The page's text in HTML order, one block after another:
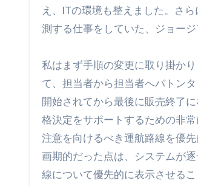
え、ITの環境も整えました。さ
測する仕事をしていた、ジョー
私はまず手順の変更に取り掛か
て、担当者から担当者へバトン
開始されてから最後に販売終了
格決定をサポートするための非
注意を向けるべき運航路線を優
画期的だった点は、システムが
線について優先的に表示させる